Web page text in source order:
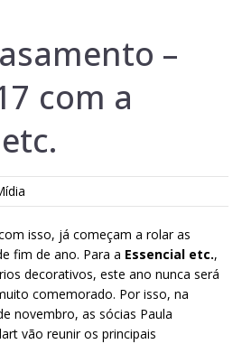
–
com a
isso, já começam a rolar as
fim de ano. Para a Essencial etc.,
decorativos, este ano nunca será
comemorado. Por isso, na
novembro, as sócias Paula
vão reunir os principais